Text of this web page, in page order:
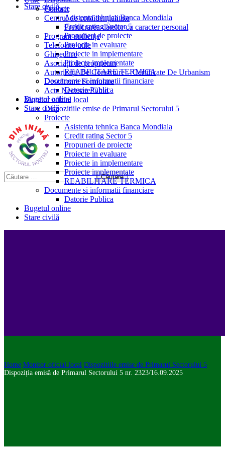
Stare civilă
Proiecte
Asistenta tehnica Banca Mondiala
Credit rating Sector 5
Propuneri de proiecte
Proiecte in evaluare
Proiecte in implementare
Proiecte implementate
REABILITARE TERMICA
Documente si informatii financiare
Datorie Publica
Bugetul online
Stare civilă
Contact
Centrul de confidențialitate
Prelucrarea datelor cu caracter personal
Program audiențe
Telefoane utile
Ghișeul.ro
Asociații de proprietari
Autorizații De Construire – Certificate De Urbanism
Descărcare Formulare
Acte Necesare/Ghid
Monitor oficial local
Dispozitiile emise de Primarul Sectorului 5
Proiecte
Asistenta tehnica Banca Mondiala
Credit rating Sector 5
Propuneri de proiecte
Proiecte in evaluare
Proiecte in implementare
Proiecte implementate
REABILITARE TERMICA
Documente si informatii financiare
Datorie Publica
Bugetul online
Stare civilă
Home Monitor oficial local Dispozitiile emise de Primarul Sectorului 5
Dispoziția emisă de Primarul Sectorului 5 nr. 2323/16.09.2025